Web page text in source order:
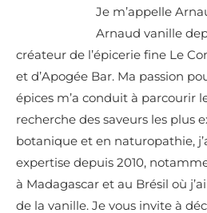
Je m’appelle
Arnaud vanille
créateur de l’épicerie fine Le
et d’Apogée Bar. Ma passion
épices m’a conduit à parcourir
recherche des saveurs les plus
botanique et en naturopathie,
expertise depuis 2010,
à Madagascar et au Brésil où
de la vanille. Je vous invite à